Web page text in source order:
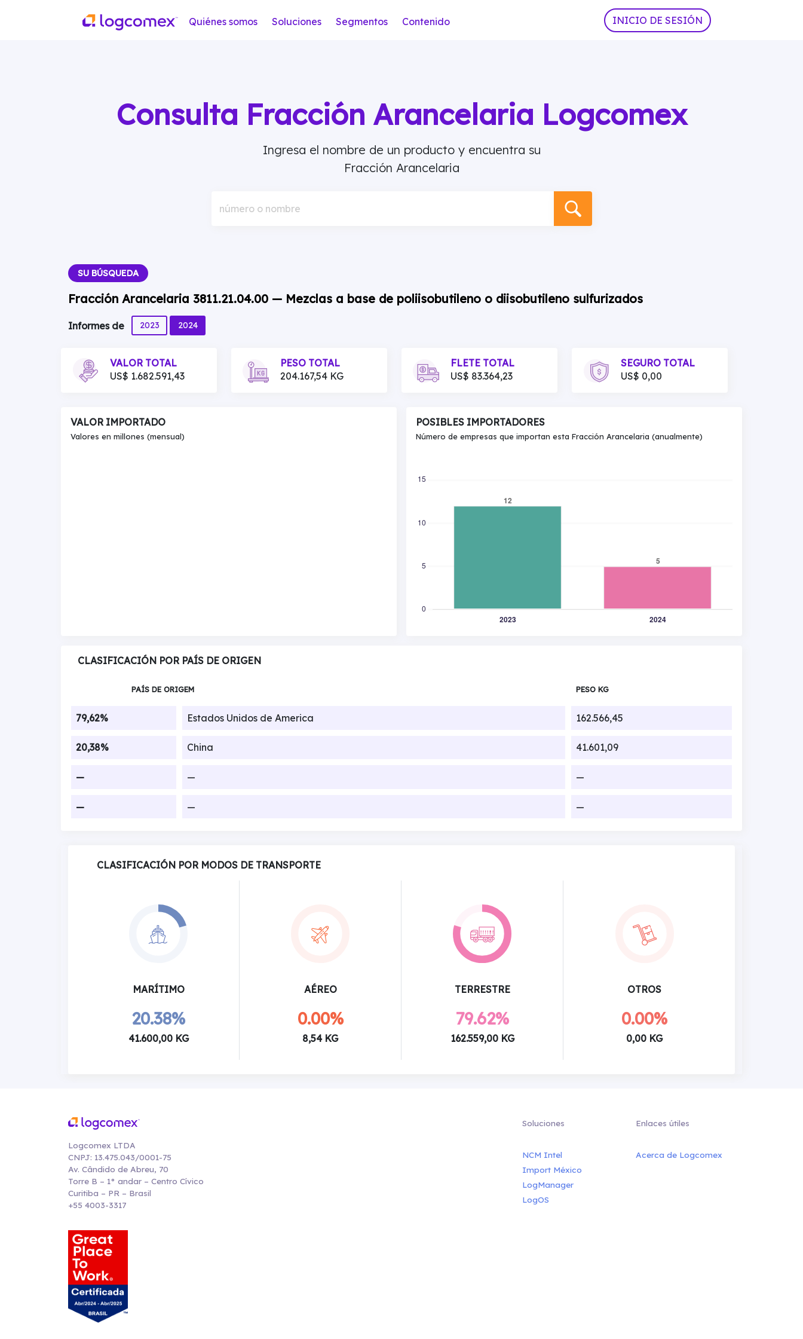
Quiénes somos Soluciones Segmentos Contenido INICIO DE SESIÓN
Consulta Fracción Arancelaria Logcomex
Ingresa el nombre de un producto y encuentra su
Fracción Arancelaria
número o nombre
SU BÚSQUEDA
Fracción Arancelaria 3811.21.04.00 — Mezclas a base de poliisobutileno o diisobutileno sulfurizados
Informes de 2023 2024
VALOR TOTAL
US$ 1.682.591,43
PESO TOTAL
204.167,54 KG
FLETE TOTAL
US$ 83.364,23
SEGURO TOTAL
US$ 0,00
VALOR IMPORTADO
Valores en millones (mensual)
POSIBLES IMPORTADORES
Número de empresas que importan esta Fracción Arancelaria (anualmente)
CLASIFICACIÓN POR PAÍS DE ORIGEN
PAÍS DE ORIGEM PESO KG
79,62% Estados Unidos de America 162.566,45
20,38% China 41.601,09
— — —
— — —
CLASIFICACIÓN POR MODOS DE TRANSPORTE
MARÍTIMO
20.38%
41.600,00 KG
AÉREO
0.00%
8,54 KG
TERRESTRE
79.62%
162.559,00 KG
OTROS
0.00%
0,00 KG
Logcomex LTDA
CNPJ: 13.475.043/0001-75
Av. Cândido de Abreu, 70
Torre B – 1° andar – Centro Cívico
Curitiba – PR – Brasil
+55 4003-3317
Soluciones
NCM Intel
Import México
LogManager
LogOS
Enlaces útiles
Acerca de Logcomex